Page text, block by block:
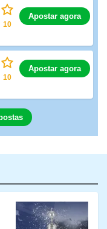
10
Apostar agora
10
Apostar agora